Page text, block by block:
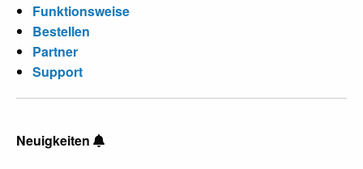
Funktionsweise
Bestellen
Partner
Support
Neuigkeiten